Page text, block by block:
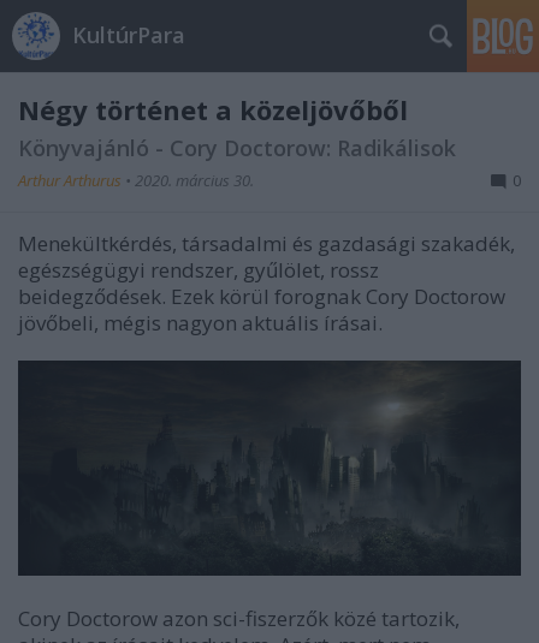
KultúrPara
Négy történet a közeljövőből
Könyvajánló - Cory Doctorow: Radikálisok
Arthur Arthurus • 2020. március 30. 0
Menekültkérdés, társadalmi és gazdasági szakadék,
egészségügyi rendszer, gyűlölet, rossz
beidegződések. Ezek körül forognak Cory Doctorow
jövőbeli, mégis nagyon aktuális írásai.
Cory Doctorow azon sci-fiszerzők közé tartozik,